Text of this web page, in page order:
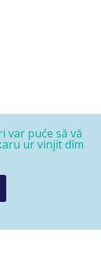
var puće să vă
ur vinjit dîm